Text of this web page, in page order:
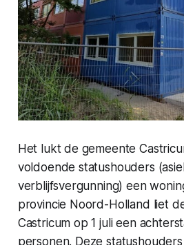
Het lukt de gemeente
voldoende statushouders
verblijfsvergunning) een
provincie Noord-Holland liet
Castricum op 1 juli een
personen. Deze